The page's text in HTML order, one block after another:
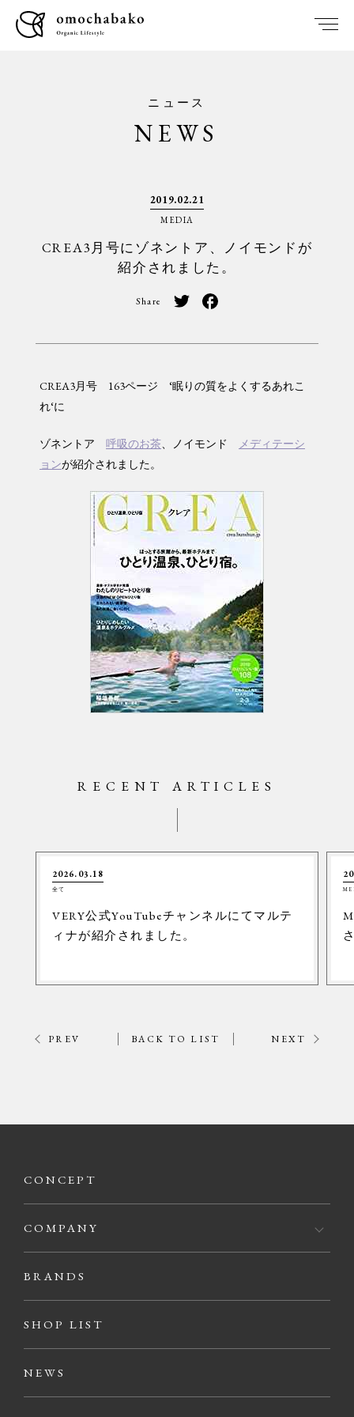
ニュース
NEWS
2019.02.21
MEDIA
CREA3月号にゾネントア、ノイモンドが
紹介されました。
Share
CREA3月号 163ページ ‘眠りの質をよくするあれこ
れ‘に
ゾネントア 呼吸のお茶、ノイモンド
メディテーシ
ョンが紹介されました。
RECENT ARTICLES
2026.03.18
全て
VERY公式YouTubeチャンネルにてマルテ
ィナが紹介されました。
PREV BACK TO LIST NEXT
CONCEPT
COMPANY
BRANDS
SHOP LIST
NEWS